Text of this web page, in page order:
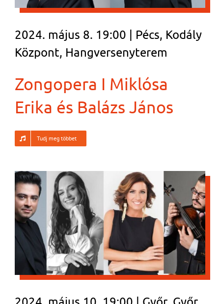
2024. május 8. 19:00 | Pécs, Kodály
Központ, Hangversenyterem
Zongopera I Miklósa
Erika és Balázs János
Tudj meg többet